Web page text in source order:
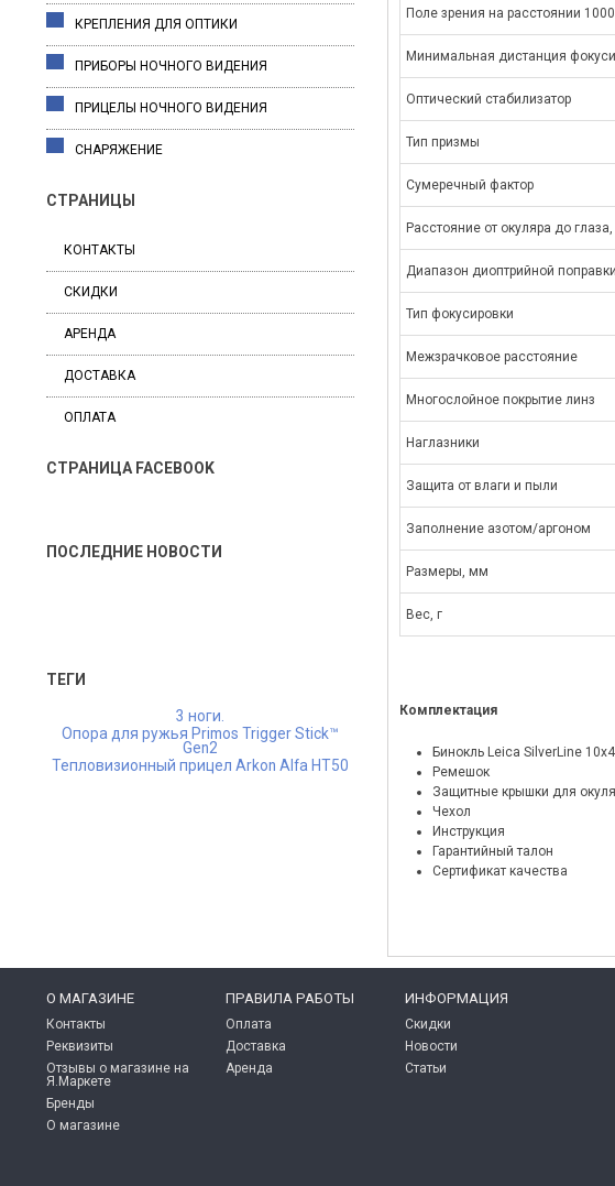
КРЕПЛЕНИЯ ДЛЯ ОПТИКИ
ПРИБОРЫ НОЧНОГО ВИДЕНИЯ
ПРИЦЕЛЫ НОЧНОГО ВИДЕНИЯ
СНАРЯЖЕНИЕ
СТРАНИЦЫ
КОНТАКТЫ
СКИДКИ
АРЕНДА
ДОСТАВКА
ОПЛАТА
СТРАНИЦА FACEBOOK
ПОСЛЕДНИЕ НОВОСТИ
ТЕГИ
3 ноги.
Опора для ружья Primos Trigger Stick™
Gen2
Тепловизионный прицел Arkon Alfa HT50
Поле зрения на расстоянии
Минимальная дистанция
Оптический стабилизатор
Тип призмы
Сумеречный фактор
Расстояние от окуляра до
Диапазон диоптрийной поправки
Тип фокусировки
Межзрачковое расстояние
Многослойное покрытие линз
Наглазники
Защита от влаги и пыли
Заполнение азотом/аргоном
Размеры, мм
Вес, г
Комплектация
Бинокль Leica SilverLine
Ремешок
Защитные крышки для
Чехол
Инструкция
Гарантийный талон
Сертификат качества
O МАГАЗИНЕ
Контакты
Реквизиты
Отзывы о магазине на
Я.Маркете
Бренды
О магазине
ПРАВИЛА РАБОТЫ
Оплата
Доставка
Аренда
ИНФОРМАЦИЯ
Скидки
Новости
Статьи